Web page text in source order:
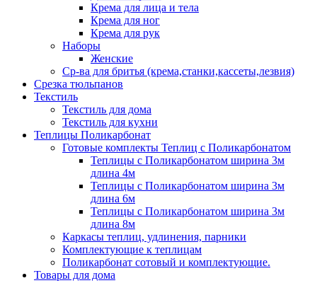
Крема для лица и тела
Крема для ног
Крема для рук
Наборы
Женские
Ср-ва для бритья (крема,станки,кассеты,лезвия)
Срезка тюльпанов
Текстиль
Текстиль для дома
Текстиль для кухни
Теплицы Поликарбонат
Готовые комплекты Теплиц с Поликарбонатом
Теплицы с Поликарбонатом ширина 3м
длина 4м
Теплицы с Поликарбонатом ширина 3м
длина 6м
Теплицы с Поликарбонатом ширина 3м
длина 8м
Каркасы теплиц, удлинения, парники
Комплектующие к теплицам
Поликарбонат сотовый и комплектующие.
Товары для дома